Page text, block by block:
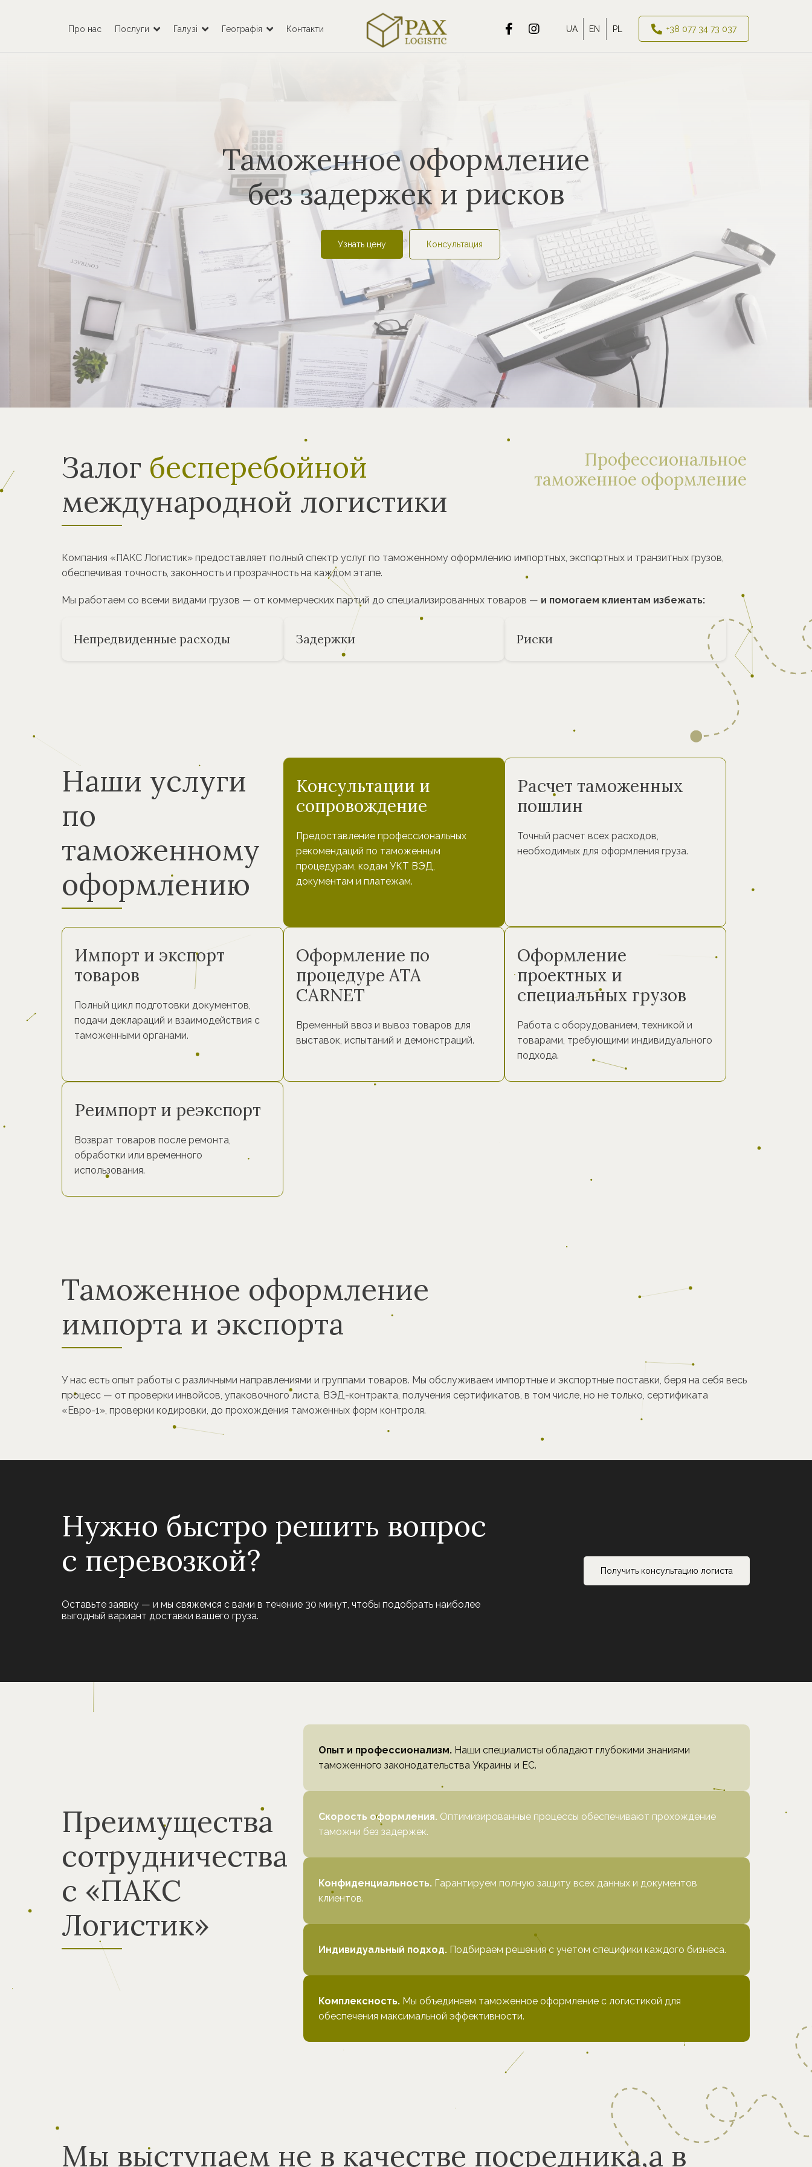
Про нас Послуги Галузі Географія Контакти UA EN PL +38 077 34 73 037
Таможенное оформление
без задержек и рисков
Узнать цену Консультация
Залог бесперебойной
международной логистики
Профессиональное
таможенное оформление
Компания «ПАКС Логистик» предоставляет полный спектр услуг по таможенному оформлению импортных, экспортных и транзитных грузов,
обеспечивая точность, законность и прозрачность на каждом этапе.
Мы работаем со всеми видами грузов — от коммерческих партий до специализированных товаров — и помогаем клиентам избежать:
Непредвиденные расходы Задержки Риски
Наши услуги
по
таможенному
оформлению
Консультации и
сопровождение
Предоставление профессиональных
рекомендаций по таможенным
процедурам, кодам УКТ ВЭД,
документам и платежам.
Расчет таможенных
пошлин
Точный расчет всех расходов,
необходимых для оформления груза.
Импорт и экспорт
товаров
Полный цикл подготовки документов,
подачи деклараций и взаимодействия с
таможенными органами.
Оформление по
процедуре ATA
CARNET
Временный ввоз и вывоз товаров для
выставок, испытаний и демонстраций.
Оформление
проектных и
специальных грузов
Работа с оборудованием, техникой и
товарами, требующими индивидуального
подхода.
Реимпорт и реэкспорт
Возврат товаров после ремонта,
обработки или временного
использования.
Таможенное оформление
импорта и экспорта
У нас есть опыт работы с различными направлениями и группами товаров. Мы обслуживаем импортные и экспортные поставки, беря на себя весь
процесс — от проверки инвойсов, упаковочного листа, ВЭД-контракта, получения сертификатов, в том числе, но не только, сертификата
«Евро-1», проверки кодировки, до прохождения таможенных форм контроля.
Нужно быстро решить вопрос
с перевозкой?
Оставьте заявку — и мы свяжемся с вами в течение 30 минут, чтобы подобрать наиболее
выгодный вариант доставки вашего груза.
Получить консультацию логиста
Преимущества
сотрудничества
с «ПАКС
Логистик»
Опыт и профессионализм. Наши специалисты обладают глубокими знаниями
таможенного законодательства Украины и ЕС.
Скорость оформления. Оптимизированные процессы обеспечивают прохождение
таможни без задержек.
Конфиденциальность. Гарантируем полную защиту всех данных и документов
клиентов.
Индивидуальный подход. Подбираем решения с учетом специфики каждого бизнеса.
Комплексность. Мы объединяем таможенное оформление с логистикой для
обеспечения максимальной эффективности.
Мы выступаем не в качестве посредника,а в